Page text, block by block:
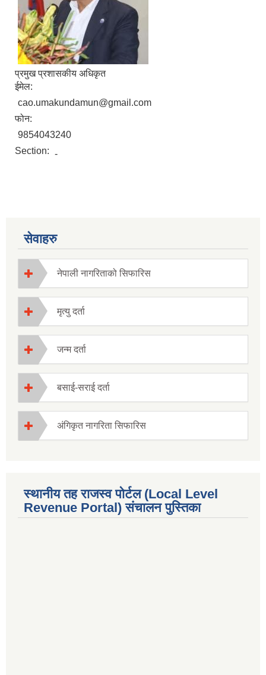
प्रमुख प्रशासकीय अधिकृत
ईमेल:
cao.umakundamun@gmail.com
फोन:
9854043240
Section: -
सेवाहरु
नेपाली नागरिताको सिफारिस
मृत्यु दर्ता
जन्म दर्ता
बसाई-सराई दर्ता
अंगिकृत नागरिता सिफारिस
स्थानीय तह राजस्व पोर्टल (Local Level
Revenue Portal) संचालन पुस्तिका